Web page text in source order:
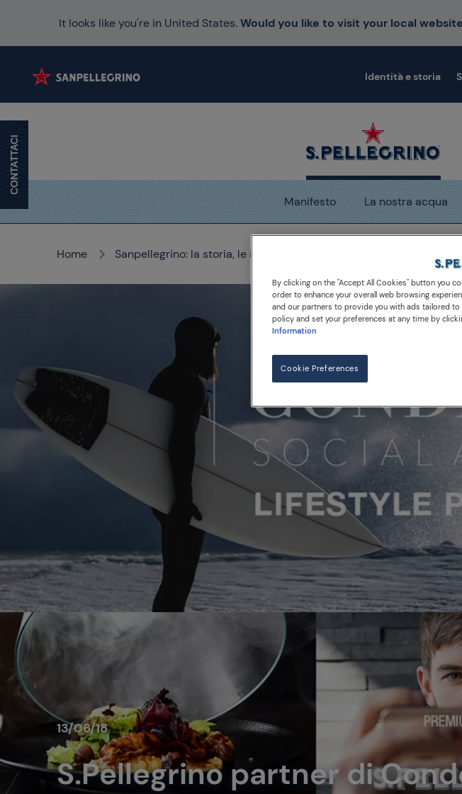
It looks like you're in United States.Would you like to visit your local
Identità e storia
Manifesto La nostra acqua
Home Sanpellegrino: la storia, le iniziative e le novità S.Pellegrino
13/06/18
S.Pellegrino partner di
CONTATTACI
By clicking on the "Accept All Cookies" button you
order to enhance your overall web browsing
and our partners to provide you with ads tailored
policy and set your preferences at any time by
Information
Cookie Preferences